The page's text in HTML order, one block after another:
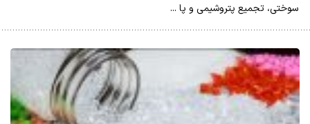
سوختی، تجمیع پتروشیمی و پا ...